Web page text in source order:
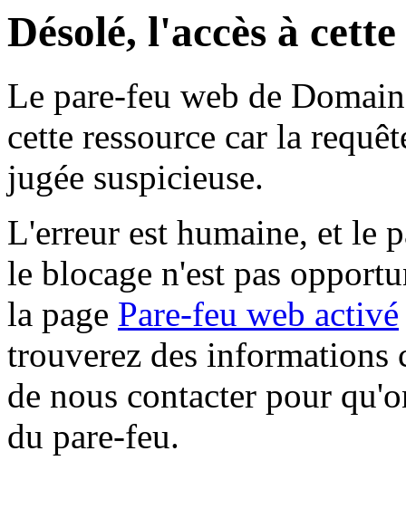
Désolé, l'accès à
Le pare-feu web de
cette ressource car la
jugée suspicieuse.
L'erreur est humaine, et le
le blocage n'est pas
la page Pare-feu web activé
trouverez des informations
de nous contacter pour
du pare-feu.